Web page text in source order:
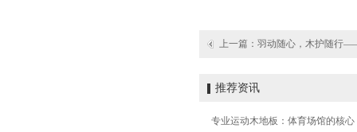
上一篇： 羽动随心，木护随行
推荐资讯
专业运动木地板：体育场馆的核心